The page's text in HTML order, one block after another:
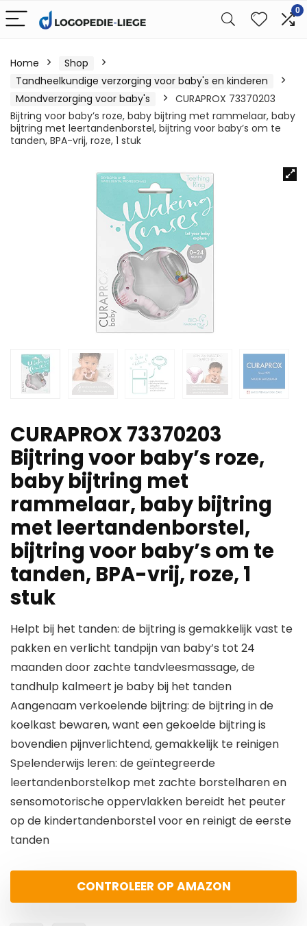
0
Home
Shop
Tandheelkundige verzorging voor baby's en kinderen
Mondverzorging voor baby's
CURAPROX 73370203
Bijtring voor baby’s roze, baby bijtring met rammelaar, baby
bijtring met leertandenborstel, bijtring voor baby’s om te
tanden, BPA-vrij, roze, 1 stuk
CURAPROX 73370203
Bijtring voor baby’s roze,
baby bijtring met
rammelaar, baby bijtring
met leertandenborstel,
bijtring voor baby’s om te
tanden, BPA-vrij, roze, 1
stuk
Helpt bij het tanden: de bijtring is gemakkelijk vast te
pakken en verlicht tandpijn van baby’s tot 24
maanden door zachte tandvleesmassage, de
tandhulp kalmeert je baby bij het tanden
Aangenaam verkoelende bijtring: de bijtring in de
koelkast bewaren, want een gekoelde bijtring is
bovendien pijnverlichtend, gemakkelijk te reinigen
Spelenderwijs leren: de geïntegreerde
leertandenborstelkop met zachte borstelharen en
sensomotorische oppervlakken bereidt het peuter
op de kindertandenborstel voor en reinigt de eerste
tanden
CONTROLEER OP AMAZON